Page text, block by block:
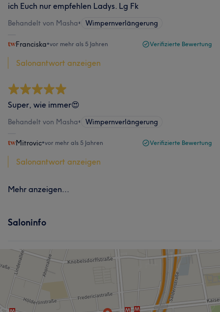
ich Euch nur empfehlen Ladys. Lg Fk
Behandelt von Masha• Wimpernverlängerung
Franciska•vor mehr als 5 Jahren Verifizierte Bewertung
Salonantwort anzeigen
Super, wie immer😍
Behandelt von Masha• Wimpernverlängerung
Mitrovic•vor mehr als 5 Jahren Verifizierte Bewertung
Salonantwort anzeigen
Mehr anzeigen...
Saloninfo